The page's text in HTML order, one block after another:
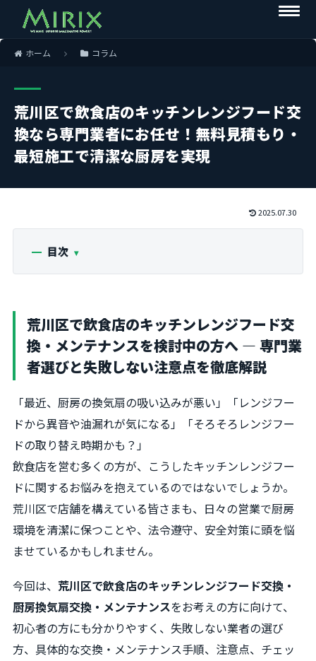
ホーム コラム
荒川区で飲食店のキッチンレンジフード交
換なら専門業者にお任せ！無料見積もり・
最短施工で清潔な厨房を実現
2025.07.30
目次
荒川区で飲食店のキッチンレンジフード交
換・メンテナンスを検討中の方へ ― 専門業
者選びと失敗しない注意点を徹底解説
「最近、厨房の換気扇の吸い込みが悪い」「レンジフー
ドから異音や油漏れが気になる」「そろそろレンジフー
ドの取り替え時期かも？」
飲食店を営む多くの方が、こうしたキッチンレンジフー
ドに関するお悩みを抱えているのではないでしょうか。
荒川区で店舗を構えている皆さまも、日々の営業で厨房
環境を清潔に保つことや、法令遵守、安全対策に頭を悩
ませているかもしれません。
今回は、 荒川区で飲食店のキッチンレンジフード交換・
厨房換気扇交換・メンテナンスをお考えの方に向けて、
初心者の方にも分かりやすく、失敗しない業者の選び
方、具体的な交換・メンテナンス手順、注意点、チェッ